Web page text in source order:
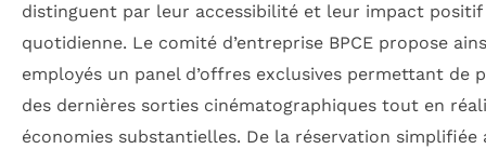
distinguent par leur accessibilité et leur impact positif
quotidienne. Le comité d’entreprise BPCE propose
employés un panel d’offres exclusives permettant de
des dernières sorties cinématographiques tout en
économies substantielles. De la réservation simplifiée